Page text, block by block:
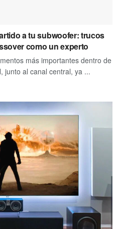
a tu subwoofer: trucos
como un experto
más importantes dentro de
junto al canal central, ya ...